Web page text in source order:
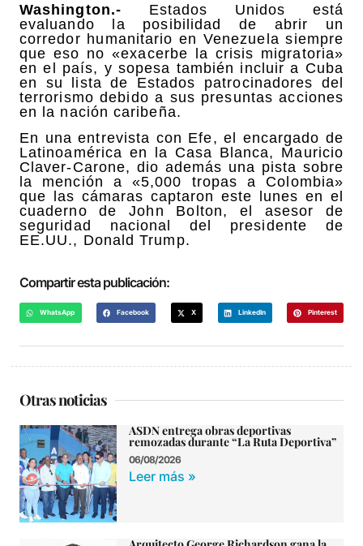
Washington.- Estados Unidos está
evaluando la posibilidad de abrir un
corredor humanitario en Venezuela siempre
que eso no «exacerbe la crisis migratoria»
en el país, y sopesa también incluir a Cuba
en su lista de Estados patrocinadores del
terrorismo debido a sus presuntas acciones
en la nación caribeña.
En una entrevista con Efe, el encargado de
Latinoamérica en la Casa Blanca, Mauricio
Claver-Carone, dio además una pista sobre
la mención a «5,000 tropas a Colombia»
que las cámaras captaron este lunes en el
cuaderno de John Bolton, el asesor de
seguridad nacional del presidente de
EE.UU., Donald Trump.
Compartir esta publicación:
WhatsApp Facebook X LinkedIn Pinterest
Otras noticias
ASDN entrega obras deportivas
remozadas durante “La Ruta Deportiva”
06/08/2026
Leer más »